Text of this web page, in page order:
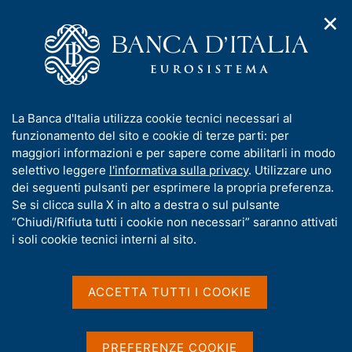
n
u
d
i
n
a
v
i
g
a
o
m
g
e
e
l
s
t
Pubblicazioni
Bollettino economico BCE,
n. 7 - 2017
BOLLETTINO ECONOMICO BCE
CondividiS
a
m
Nell’area dell’euro prosegue l’espansione solida e
✕
I
n
f
o
r
m
a
t
La Banca d'Italia utilizza cookie tecnici necessari al
funzionamento del sito e cookie di terze parti: per
maggiori informazioni e per sapere come abilitarli in modo
selettivo leggere l'informativa sulla privacy. Utilizzare uno
dei seguenti pulsanti per esprimere la propria preferenza.
Se si clicca sulla X in alto a destra o sul pulsante
“Chiudi/Rifiuta tutti i cookie non necessari” saranno attivati
i soli cookie tecnici interni al sito.
ACCETTA TUTTI I COOKIE
PREFERENZE COOKIE